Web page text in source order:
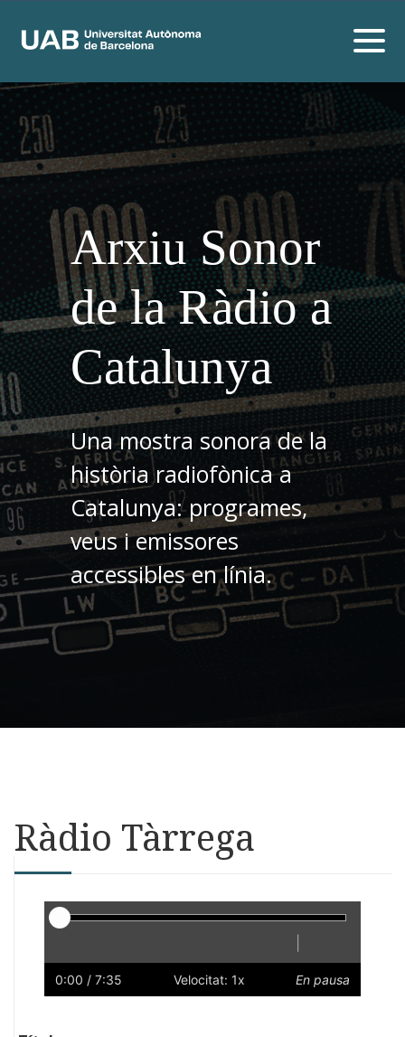
Arxiu Sonor
de la Ràdio a
Catalunya
Una mostra sonora de la
història radiofònica a
Catalunya: programes,
veus i emissores
accessibles en línia.
Ràdio Tàrrega
Reproductor
Lent
0:00 / 7:35 Velocitat: 1x En pausa